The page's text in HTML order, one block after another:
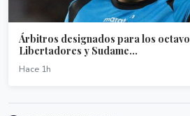
Árbitros designados para los
Libertadores y Sudame...
Hace 1h